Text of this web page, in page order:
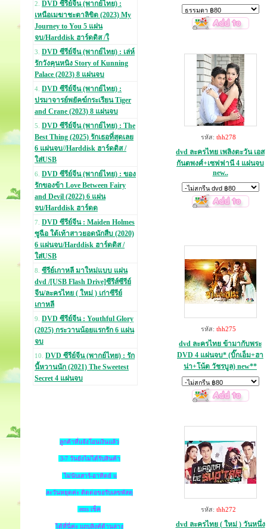
2. DVD ซีรีย์จีน (พากย์ไทย) :
เหนือเมฆาชะตาลิขิต (2023) My
Journey to You 5 แผ่น
จบ/Harddisk ฮาร์ดดิส /ใ
3. DVD ซีรีย์จีน (พากย์ไทย) : เล่ห์
รักวังคุนหนิง Story of Kunning
Palace (2023) 8 แผ่นจบ
4. DVD ซีรีย์จีน (พากย์ไทย) :
ปรมาจารย์พยัคฆ์กระเรียน Tiger
and Crane (2023) 8 แผ่นจบ
5. DVD ซีรีย์จีน (พากย์ไทย) : The
Best Thing (2025) รักเธอที่สุดเลย
6 แผ่นจบ//Harddisk ฮาร์ดดิส /
ใส่USB
6. DVD ซีรีย์จีน (พากย์ไทย) : ของ
รักของข้า Love Between Fairy
and Devil (2022) 6 แผ่น
จบ/Harddisk ฮาร์ดด
7. DVD ซีรีย์จีน : Maiden Holmes
ซูฉือ ใต้เท้าสาวยอดนักสืบ (2020)
6 แผ่นจบ/Harddisk ฮาร์ดดิส /
ใส่USB
8. ซีรีย์เกาหลี มาใหม่แบบ แผ่น
dvd /[USB Flash Drive]ซีรีส์ซีรีย์
จีน/ละครไทย ( ใหม่ ) เก่าซีรีย์
เกาหลี
9. DVD ซีรีย์จีน : Youthful Glory
(2025) กระวานน้อยแรกรัก 6 แผ่น
จบ
10. DVD ซีรีย์จีน (พากย์ไทย) : รัก
นี้หวานนัก (2021) The Sweetest
Secret 4 แผ่นจบ
ลูกค้าที่แจ้งโอนเงินแล้ว
3-7 วันยังไม่ได้รับสินค้า
ไม่นับเสาร์-อาทิตย์ แ
ละวันหยุดค่ะ ติดต่อขอรับเลขพัสดุ
ems เช็ค
ได้ที่นี่ค่ะ แถบลิงค์ด้านล่าง
รหัส: thh278
dvd ละครไทย เพลิงตะวัน เอส
กันตพงศ์+เซฟฟานี 4 แผ่นจบ
new..
รหัส: thh275
dvd ละครไทย ข้ามากับพระ
DVD 4 แผ่นจบ* (บิ๊กเอ็ม+ฮา
น่า+โน้ต วัชรบูล) new**
รหัส: thh272
dvd ละครไทย ( ใหม่ ) วันหนึ่ง